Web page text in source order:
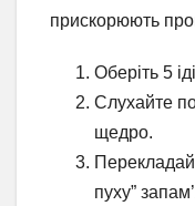
прискорюють
Оберіть 5
Слухайте
щедро.
пуху”